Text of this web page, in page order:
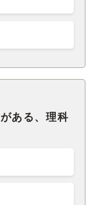
ある、理科